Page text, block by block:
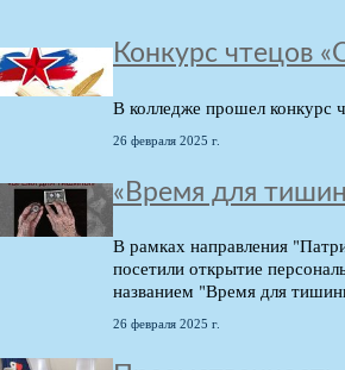
Конкурс чтецов
В колледже прошел конкурс
26 февраля 2025 г.
«Время для
В рамках направления
посетили открытие
названием "Время для
26 февраля 2025 г.